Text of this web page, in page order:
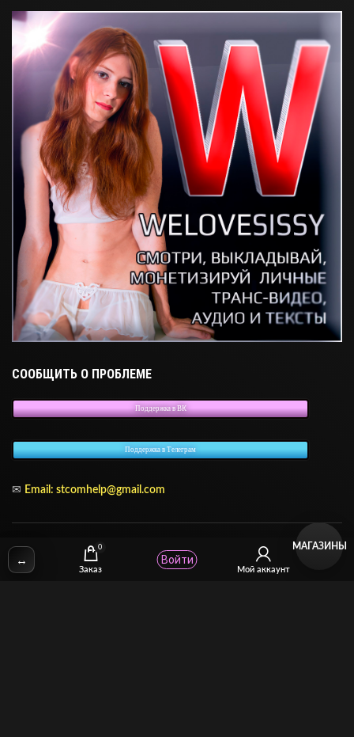
СООБЩИТЬ О ПРОБЛЕМЕ
Поддержка в ВК
Поддержка в Телеграм
✉ Email: stcomhelp@gmail.com
Для зрителей (как покупать)
↔
0
Заказ Мой аккаунт
Войти
МАГАЗИНЫ